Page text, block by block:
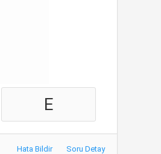
E
Hata Bildir Soru Detay